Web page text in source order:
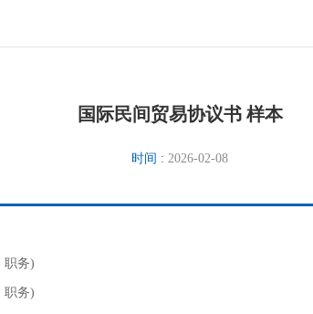
国际民间贸易协议书 样本
时间 : 2026-02-08
职务)
职务)